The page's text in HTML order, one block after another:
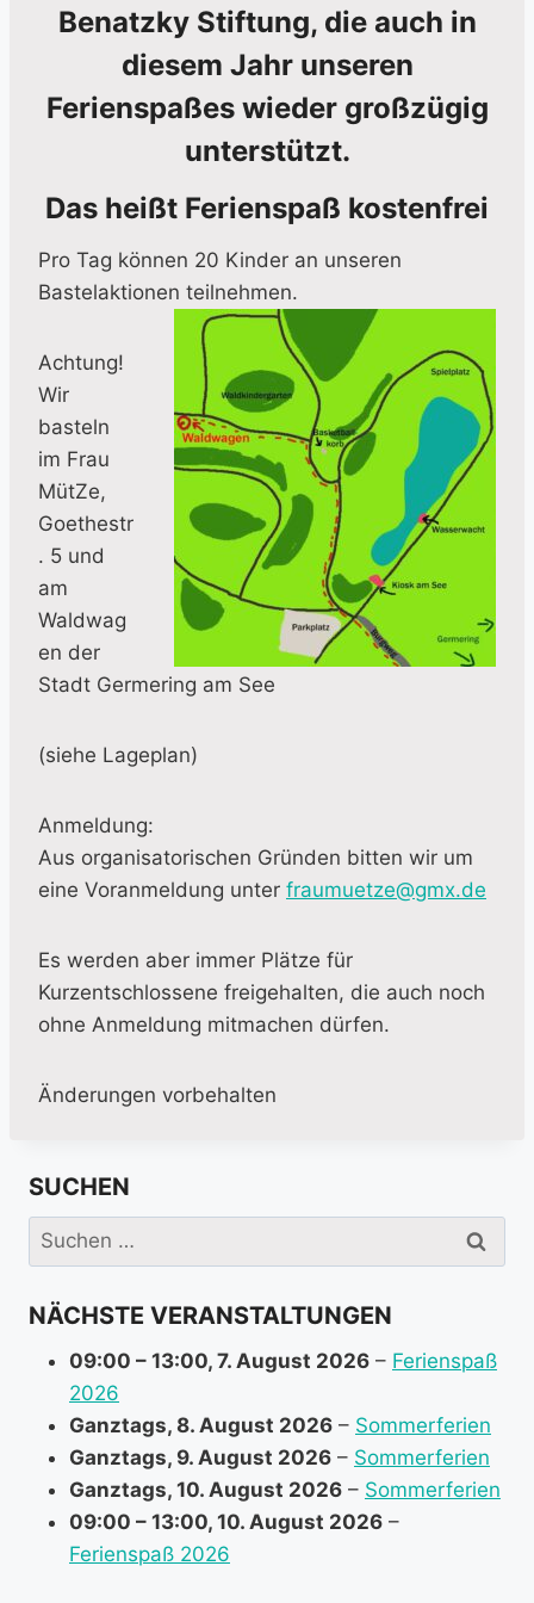
Benatzky Stiftung, die auch in
diesem Jahr unseren
Ferienspaßes wieder großzügig
unterstützt.
Das heißt Ferienspaß kostenfrei
Pro Tag können 20 Kinder an unseren
Bastelaktionen teilnehmen.
Achtung!
Wir
basteln
im Frau
MütZe,
Goethestr
. 5 und
am
Waldwag
en der
Stadt Germering am See
(siehe Lageplan)
Anmeldung:
Aus organisatorischen Gründen bitten wir um
eine Voranmeldung unter fraumuetze@gmx.de
Es werden aber immer Plätze für
Kurzentschlossene freigehalten, die auch noch
ohne Anmeldung mitmachen dürfen.
Änderungen vorbehalten
SUCHEN
Suchen
nach:
NÄCHSTE VERANSTALTUNGEN
09:00 – 13:00, 7. August 2026 – Ferienspaß
2026
Ganztags, 8. August 2026 – Sommerferien
Ganztags, 9. August 2026 – Sommerferien
Ganztags, 10. August 2026 – Sommerferien
09:00 – 13:00, 10. August 2026 –
Ferienspaß 2026